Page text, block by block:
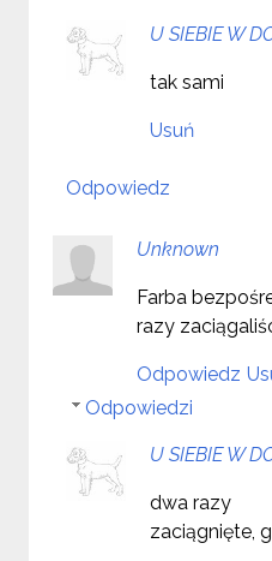
U SIEBIE W
tak sami
Usuń
Odpowiedz
Unknown
Farba
razy
Odpowiedz
Odpowiedzi
U SIEBIE W
dwa razy
zaciągnięte,